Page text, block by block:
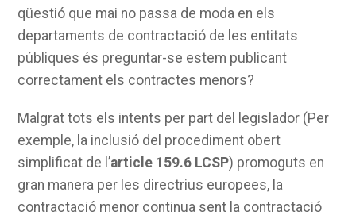
qüestió que mai no passa de moda en els
departaments de contractació de les entitats
públiques és preguntar-se estem publicant
correctament els contractes menors?
Malgrat tots els intents per part del legislador (Per
exemple, la inclusió del procediment obert
simplificat de l’article 159.6 LCSP) promoguts en
gran manera per les directrius europees, la
contractació menor continua sent la contractació